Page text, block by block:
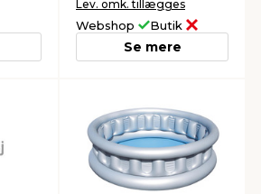
Lev. omk. tillægges
Webshop Butik
Se mere